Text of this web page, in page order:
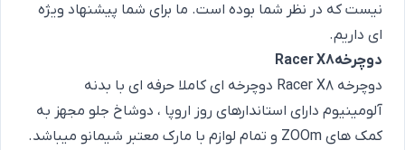
نیست که در نظر شما بوده است. ما برای شما پیشنهاد ویژه
ای داریم.
دوچرخهRacer X8
دوچرخه Racer X8 دوچرخه ای کاملا حرفه ای با بدنه
آلومینیوم دارای استاندارهای روز اروپا ، دوشاخ جلو مجهز به
کمک های ZOOm و تمام لوازم با مارک معتبر شیمانو میباشد.